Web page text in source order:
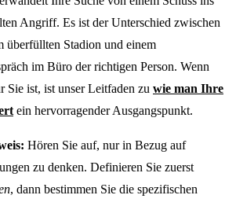
Angriff. Es ist der Unterschied zwischen
überfüllten Stadion und einem
im Büro der richtigen Person. Wenn
Sie ist, ist unser Leitfaden zu wie man Ihre
ein hervorragender Ausgangspunkt.
Hören Sie auf, nur in Bezug auf
zu denken. Definieren Sie zuerst
, dann bestimmen Sie die spezifischen